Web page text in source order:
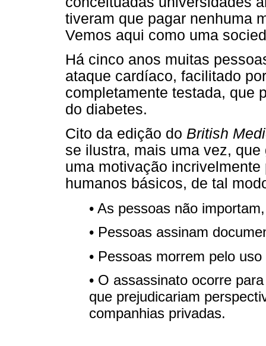
tiveram que pagar nenhuma
Vemos aqui como uma
Há cinco anos muitas
ataque cardíaco, facilitado
completamente testada, que
do diabetes.
Cito da edição do British
se ilustra, mais uma vez,
uma motivação
humanos básicos, de tal
• As pessoas não
• Pessoas assinam
• Pessoas morrem pelo
• O assassinato ocorre
que prejudicariam
companhias privadas.